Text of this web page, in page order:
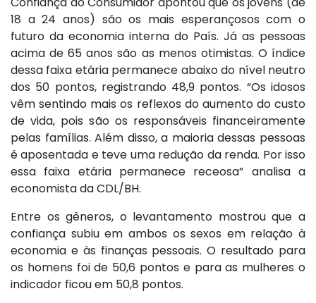
18 a 24 anos) são os mais esperançosos com o
futuro da economia interna do País. Já as pessoas
acima de 65 anos são as menos otimistas. O índice
dessa faixa etária permanece abaixo do nível neutro
dos 50 pontos, registrando 48,9 pontos. “Os idosos
vêm sentindo mais os reflexos do aumento do custo
de vida, pois são os responsáveis financeiramente
pelas famílias. Além disso, a maioria dessas pessoas
é aposentada e teve uma redução da renda. Por isso
essa faixa etária permanece receosa” analisa a
economista da CDL/BH.
Entre os gêneros, o levantamento mostrou que a
confiança subiu em ambos os sexos em relação à
economia e às finanças pessoais. O resultado para
os homens foi de 50,6 pontos e para as mulheres o
indicador ficou em 50,8 pontos.